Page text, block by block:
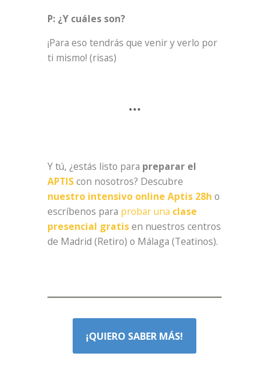
P: ¿Y cuáles son?
¡Para eso tendrás que venir y verlo por
ti mismo! (risas)
***
Y tú, ¿estás listo para preparar el
APTIScon nosotros? Descubre
nuestro intensivo online Aptis 28h o
escríbenos para probar una clase
presencial gratisen nuestros centros
de Madrid (Retiro) o Málaga (Teatinos).
¡QUIERO SABER MÁS!